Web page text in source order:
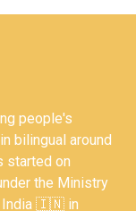
people's
bilingual around
started on
the Ministry
India 🇮🇳 in